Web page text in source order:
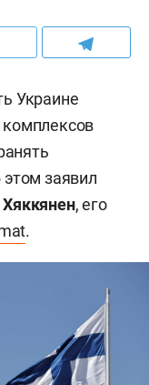
Украине
заявил
, его
.